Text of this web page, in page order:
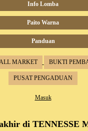
Info Lomba
Paito Warna
Panduan
MARKET BUKTI
PUSAT PENGADUAN
Masuk
di TENNESSE